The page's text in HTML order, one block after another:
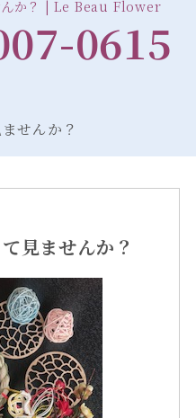
んか？ | Le Beau Flower
0615
せんか？
見ませんか？